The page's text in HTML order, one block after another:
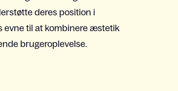
deres position i
evne til at kombinere æstetik
brugeroplevelse.